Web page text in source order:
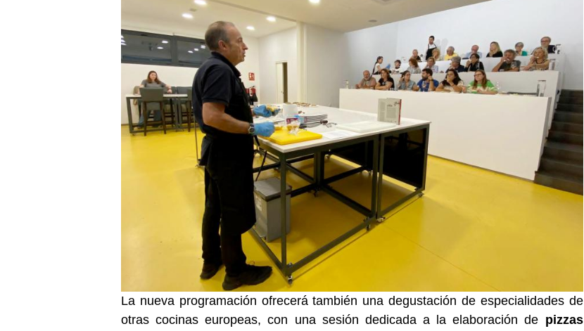
La nueva programación ofrecerá también una degustación de especialidades de
otras cocinas europeas, con una sesión dedicada a la elaboración de pizzas